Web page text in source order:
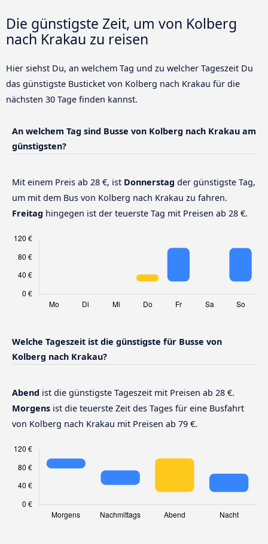
Die günstigste Zeit, um von Kolberg
nach Krakau zu reisen
Hier siehst Du, an welchem Tag und zu welcher Tageszeit Du
das günstigste Busticket von Kolberg nach Krakau für die
nächsten 30 Tage finden kannst.
An welchem Tag sind Busse von Kolberg nach Krakau am
günstigsten?
Mit einem Preis ab 28 €, ist Donnerstag der günstigste Tag,
um mit dem Bus von Kolberg nach Krakau zu fahren.
Freitag hingegen ist der teuerste Tag mit Preisen ab 28 €.
Welche Tageszeit ist die günstigste für Busse von
Kolberg nach Krakau?
Abend ist die günstigste Tageszeit mit Preisen ab 28 €.
Morgens ist die teuerste Zeit des Tages für eine Busfahrt
von Kolberg nach Krakau mit Preisen ab 79 €.